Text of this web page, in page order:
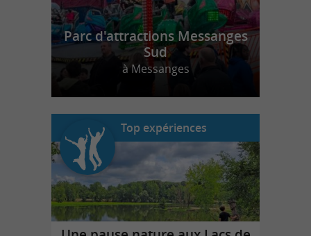
Parc d'attractions Messanges
Sud
à Messanges
Top expériences